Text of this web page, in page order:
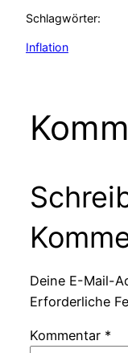
Schlagwörter:
Inflation
Deine E-Mail-
Erforderliche
Kommentar *